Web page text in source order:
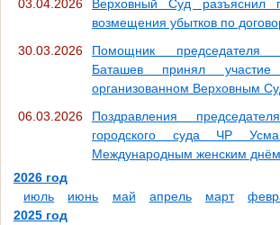
03.04.2026
Верховный Суд разъяснил
возмещения убытков по
30.03.2026
Помощник председателя
Баташев принял
организованном Верховным
06.03.2026
Поздравления
городского суда ЧР
Международным женским днём
2026 год
июль
июнь май апрель март
2025 год